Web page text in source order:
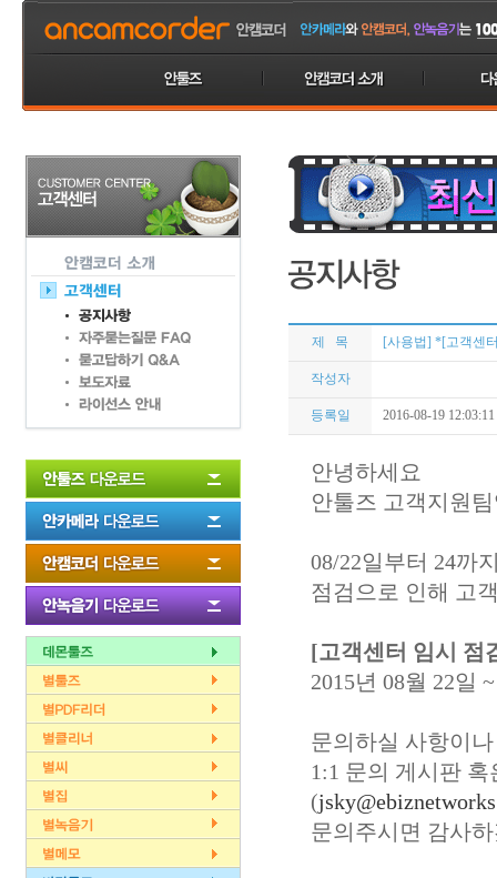
제 목 [사용법] *[고객센
작성자
등록일 2016-08-19 12:03:11
안녕하세요
안툴즈 고객지원
08/22일부터 24까
점검으로 인해 고
[고객센터 임시 점
2015년 08월 22일
문의하실 사항이
1:1 문의 게시판 혹
(
문의주시면 감사